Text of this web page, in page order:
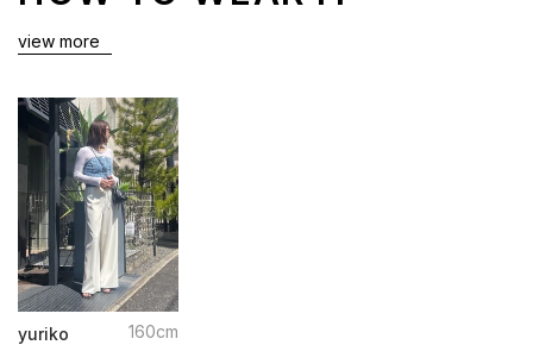
view more
yuriko 160cm